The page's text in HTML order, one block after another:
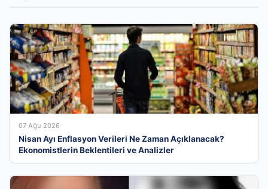
07 Ağu 2026
Nisan Ayı Enflasyon Verileri Ne Zaman Açıklanacak?
Ekonomistlerin Beklentileri ve Analizler